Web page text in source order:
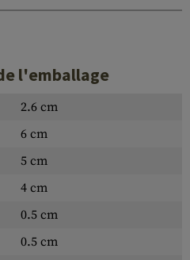
l'emballage
2.6 cm
6 cm
5 cm
4 cm
0.5 cm
0.5 cm